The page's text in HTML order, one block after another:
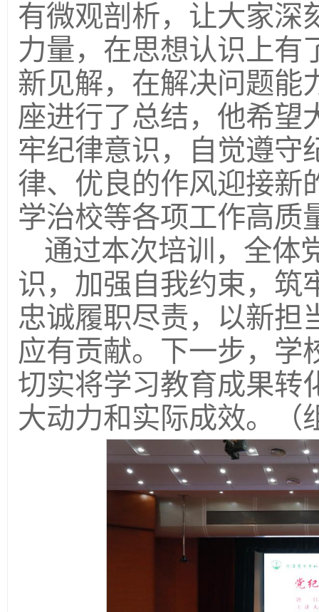
有微观剖析，让大家深
力量，在思想认识上有
新见解，在解决问题能
座进行了总结，他希望
牢纪律意识，自觉遵守
律、优良的作风迎接新
学治校等各项工作高质
通过本次培训，全体
识，加强自我约束，筑
忠诚履职尽责，以新担
应有贡献。下一步，学
切实将学习教育成果转
大动力和实际成效。（